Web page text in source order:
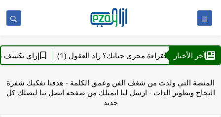
آخر الأخبار
تغير القراءة مجرى حياتك؟ زاد العقول (1) إزاي تكشف تزييف
المنصة التي ولدت من شغف الفن وعمق الكلمة - هدفنا تفكيك شفرة
النجاح وتطوير الذات - ارسل لنا ايميلك من صفحه اتصل بنا ليصلك كل
جديد